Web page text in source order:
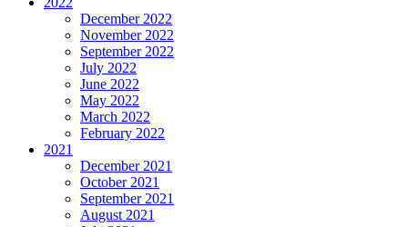
December 2022
November 2022
September 2022
July 2022
June 2022
May 2022
March 2022
February 2022
2021
December 2021
October 2021
September 2021
August 2021